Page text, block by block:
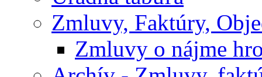
Zmluvy, Faktúry,
Zmluvy o nájme